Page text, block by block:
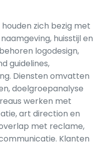
zich bezig met
huisstijl en
logodesign,
guidelines,
Diensten omvatten
doelgroepanalyse
werken met
art direction en
met reclame,
Klanten